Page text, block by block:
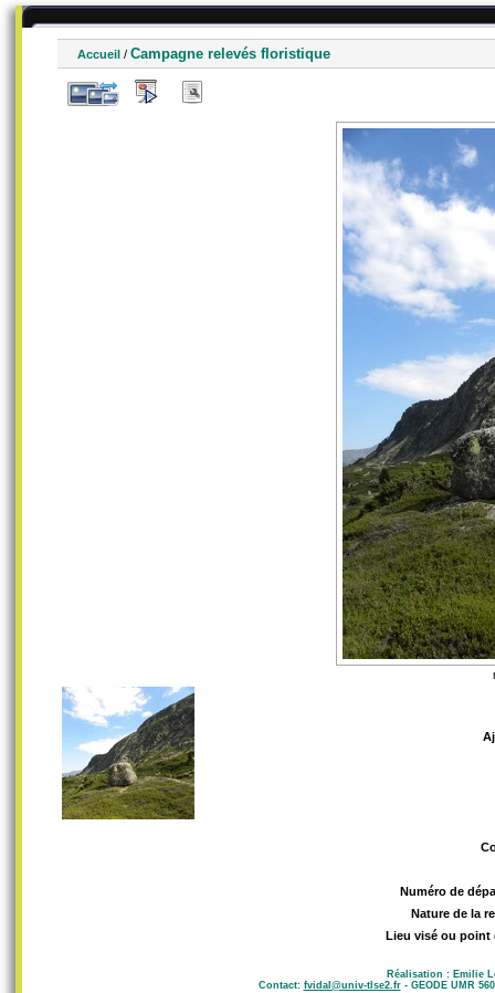
Accueil / Campagne relevés floristique
Numéro de
Nature de la
Lieu visé ou point
Réalisation : Emilie
Contact: fvidal@univ-tlse2.fr- GEODE UMR